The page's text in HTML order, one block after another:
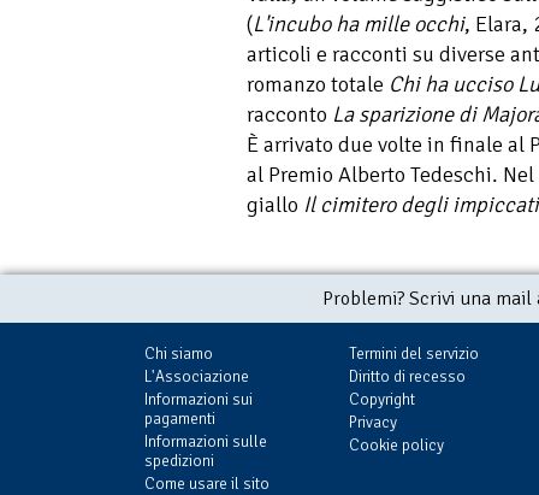
(L'incubo ha mille occhi, Elara,
articoli e racconti su diverse
romanzo totale Chi ha ucciso
racconto La sparizione di
È arrivato due volte in finale al
al Premio Alberto Tedeschi.
giallo Il cimitero degli impiccati
Problemi? Scrivi una
Chi siamo
L'Associazione
Informazioni sui
pagamenti
Informazioni sulle
spedizioni
Come usare il sito
Termini del servizio
Diritto di recesso
Copyright
Privacy
Cookie policy